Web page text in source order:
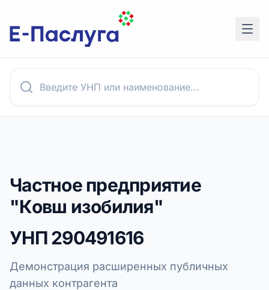
Частное предприятие
"Ковш изобилия"
УНП290491616
Демонстрация расширенных публичных
данных контрагента